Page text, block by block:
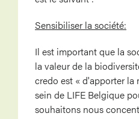
Sensibiliser la société:
Il est important que la
la valeur de la
credo est « d'apporter la
sein de LIFE Belgique
souhaitons nous